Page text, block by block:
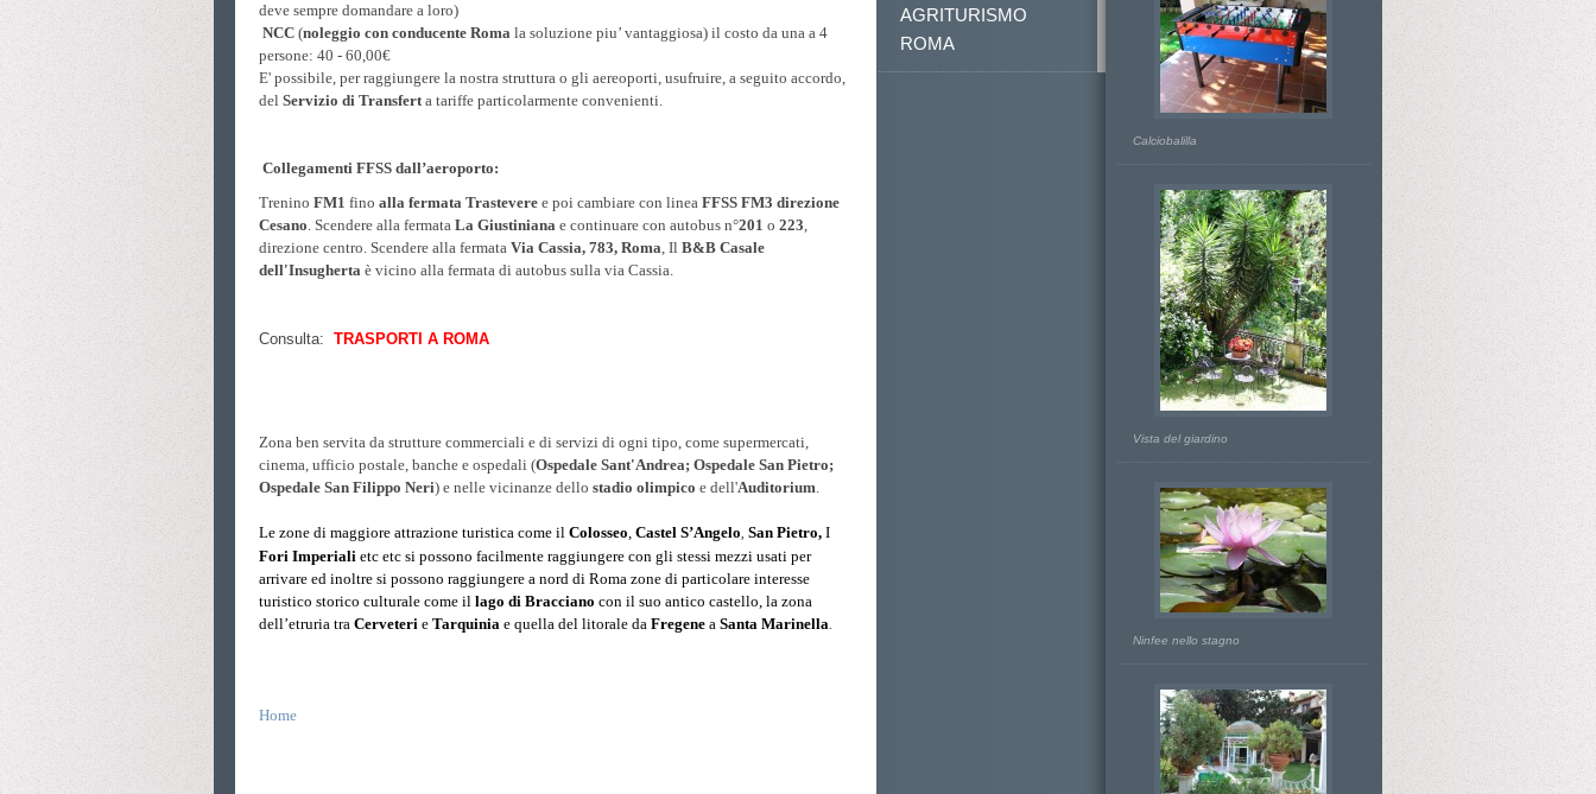
deve sempre domandare a loro)
NCC (noleggio con conducente Roma la soluzione piu’ vantaggiosa) il costo da una a 4
persone: 40 - 60,00€
E' possibile, per raggiungere la nostra struttura o gli aereoporti, usufruire, a seguito accordo,
del Servizio di Transferta tariffe particolarmente convenienti.
Collegamenti FFSS dall’aeroporto:
Trenino FM1 fino alla fermata Trastevere e poi cambiare con linea FFSS FM3 direzione
Cesano. Scendere alla fermata La Giustiniana e continuare con autobus n°201 o 223,
direzione centro. Scendere alla fermata Via Cassia, 783, Roma, Il B&B Casale
dell'Insugherta è vicino alla fermata di autobus sulla via Cassia.
Consulta: TRASPORTI A ROMA
Zona ben servita da strutture commerciali e di servizi di ogni tipo, come supermercati,
cinema, ufficio postale, banche e ospedali (Ospedale Sant'Andrea; Ospedale San Pietro;
Ospedale San Filippo Neri) e nelle vicinanze dello stadio olimpico e dell'Auditorium.
Le zone di maggiore attrazione turistica come il Colosseo, Castel S’Angelo San Pietro, I
Fori Imperiali etc etc si possono facilmente raggiungere con gli stessi mezzi usati per
arrivare ed inoltre si possono raggiungere a nord di Roma zone di particolare interesse
turistico storico culturale come il lago di Bracciano con il suo antico castello, la zona
dell’etruria tra Cerveteri e Tarquinia e quella del litorale da Fregene a Santa Marinella
Home
AGRITURISMO
ROMA
Calciobalilla
Vista del giardino
Ninfee nello stagno